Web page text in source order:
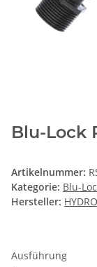
Blu-Lock
Artikelnummer:
Kategorie: Blu-
Hersteller:
Ausführung